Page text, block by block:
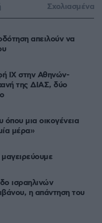
Σχολιασμένα
απειλούν να
ΙΧ στην Αθηνών-
της ΔΙΑΣ, δύο
όπου μια οικογένεια
μέρα»
ισραηλινών
η απάντηση του